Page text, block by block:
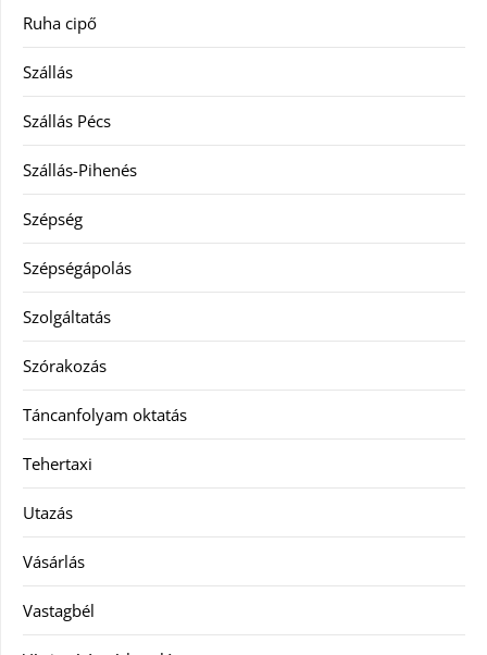
Ruha cipő
Szállás
Szállás Pécs
Szállás-Pihenés
Szépség
Szépségápolás
Szolgáltatás
Szórakozás
Táncanfolyam oktatás
Tehertaxi
Utazás
Vásárlás
Vastagbél